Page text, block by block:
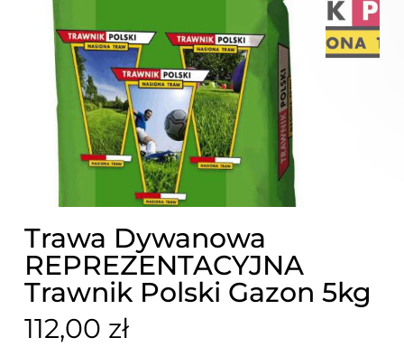
Trawa Dywanowa
REPREZENTACYJNA
Trawnik Polski Gazon 5kg
112,00 zł